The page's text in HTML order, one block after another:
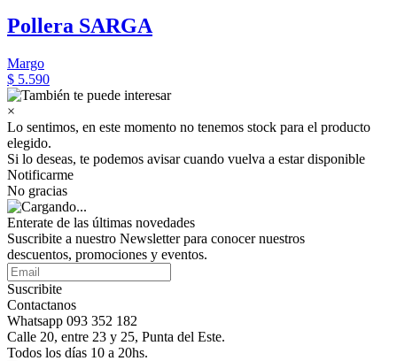
Pollera SARGA
Margo
$ 5.590
×
Lo sentimos, en este momento no tenemos stock para el producto
elegido.
Si lo deseas, te podemos avisar cuando vuelva a estar disponible
Notificarme
No gracias
Enterate de las últimas novedades
Suscribite a nuestro Newsletter para conocer nuestros
descuentos, promociones y eventos.
Suscribite
Contactanos
Whatsapp 093 352 182
Calle 20, entre 23 y 25, Punta del Este.
Todos los días 10 a 20hs.